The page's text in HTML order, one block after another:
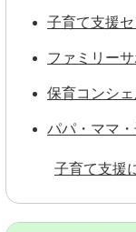
子育て支援
ファミリー
保育コンシェ
パパ・ママ
子育て支援